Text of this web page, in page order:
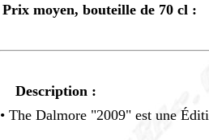
Prix moyen, bouteille de 70 cl :
Description :
• The Dalmore "2009" est une